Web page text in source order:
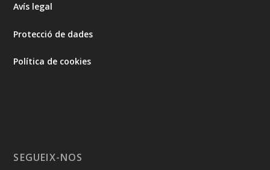
Avís legal
Protecció de dades
Política de cookies
SEGUEIX-NOS